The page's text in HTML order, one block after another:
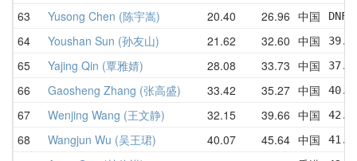
63 Yusong Chen (陈宇嵩) 20.40 26.96 中国
64 Youshan Sun (孙友山) 21.62 32.60 中国
65 Yajing Qin (覃雅婧) 28.08 33.73 中国
66 Gaosheng Zhang (张高盛) 33.42 35.27 中国
67 Wenjing Wang (王文静) 32.15 39.66 中国
68 Wangjun Wu (吴王珺) 40.07 45.64 中国